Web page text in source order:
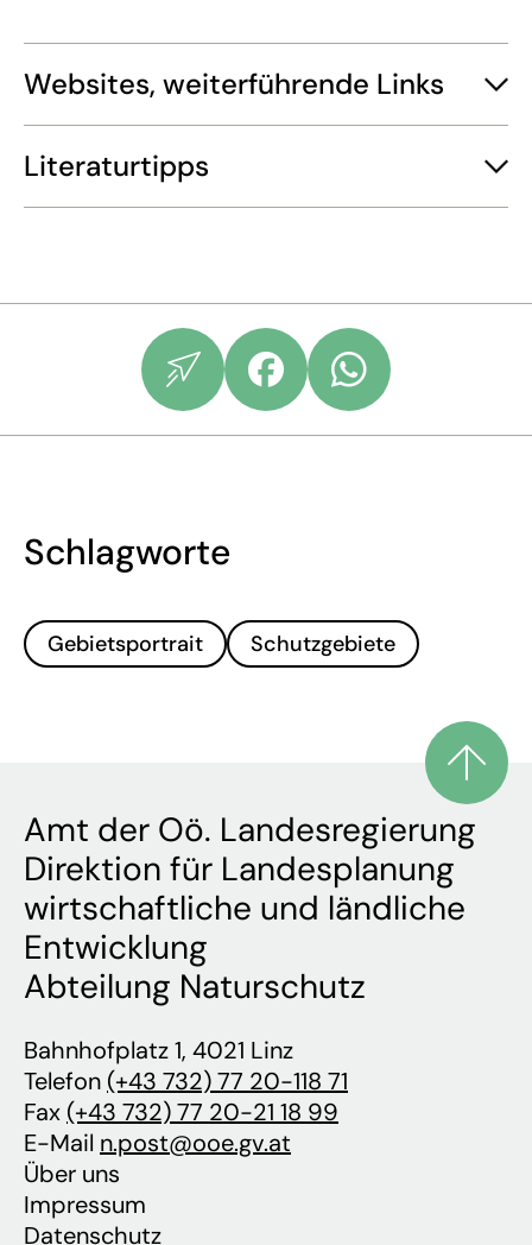
Websites, weiterführende Links
Literaturtipps
Schlagworte
Gebietsportrait Schutzgebiete
Amt der Oö. Landesregierung
Direktion für Landesplanung
wirtschaftliche und ländliche
Entwicklung
Abteilung Naturschutz
Bahnhofplatz 1, 4021 Linz
Telefon (+43 732) 77 20-118 71
Fax (+43 732) 77 20-21 18 99
E-Mail n.post@ooe.gv.at
Über uns
Impressum
Datenschutz